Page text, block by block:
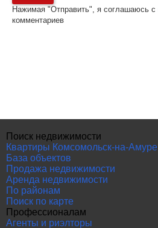
Нажимая "Отправить", я соглашаюсь с
комментариев
Поиск недвижимости
Квартиры Комсомольск-на-Амуре
База объектов
Продажа недвижимости
Аренда недвижимости
По районам
Поиск по карте
Профессионалам
Агенты и риэлторы